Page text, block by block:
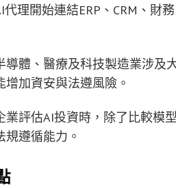
代理開始連結ERP、CRM、財
導體、醫療及科技製造業涉及
增加資安與法遵風險。
業評估AI投資時，除了比較模
遵循能力。